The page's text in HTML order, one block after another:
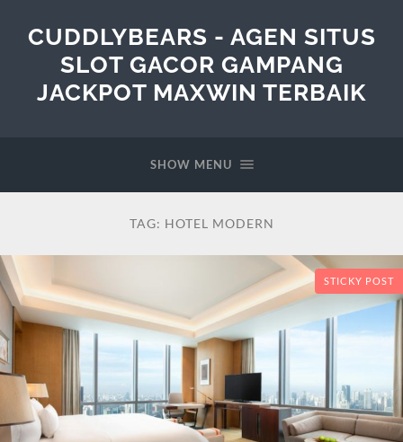
CUDDLYBEARS - AGEN SITUS
SLOT GACOR GAMPANG
JACKPOT MAXWIN TERBAIK
SHOW MENU
TAG: HOTEL MODERN
STICKY POST